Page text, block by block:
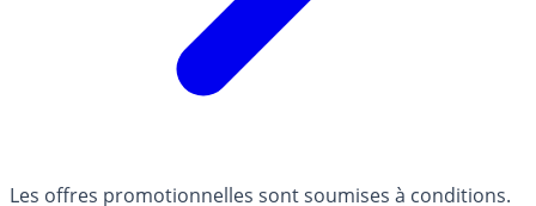
Les offres promotionnelles sont soumises à conditions.